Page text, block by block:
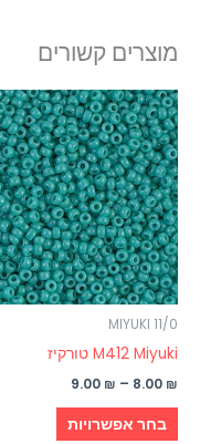
מוצרים קשורים
MIYUKI 11/0
M412 Miyuki טורקיז
8.00 ₪
–
9.00 ₪
טווח
מחירים:
עד
בחר אפשרויות
למוצר
זה
יש
מספר
סוגים.
ניתן
לבחור
את
בעמוד